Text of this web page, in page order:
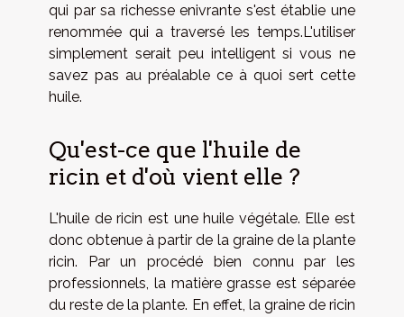
qui par sa richesse enivrante s'est établie une
renommée qui a traversé les temps.L'utiliser
simplement serait peu intelligent si vous ne
savez pas au préalable ce à quoi sert cette
huile.
Qu'est-ce que l'huile de
ricin et d'où vient elle ?
L'huile de ricin est une huile végétale. Elle est
donc obtenue à partir de la graine de la plante
ricin. Par un procédé bien connu par les
professionnels, la matière grasse est séparée
du reste de la plante. En effet, la graine de ricin